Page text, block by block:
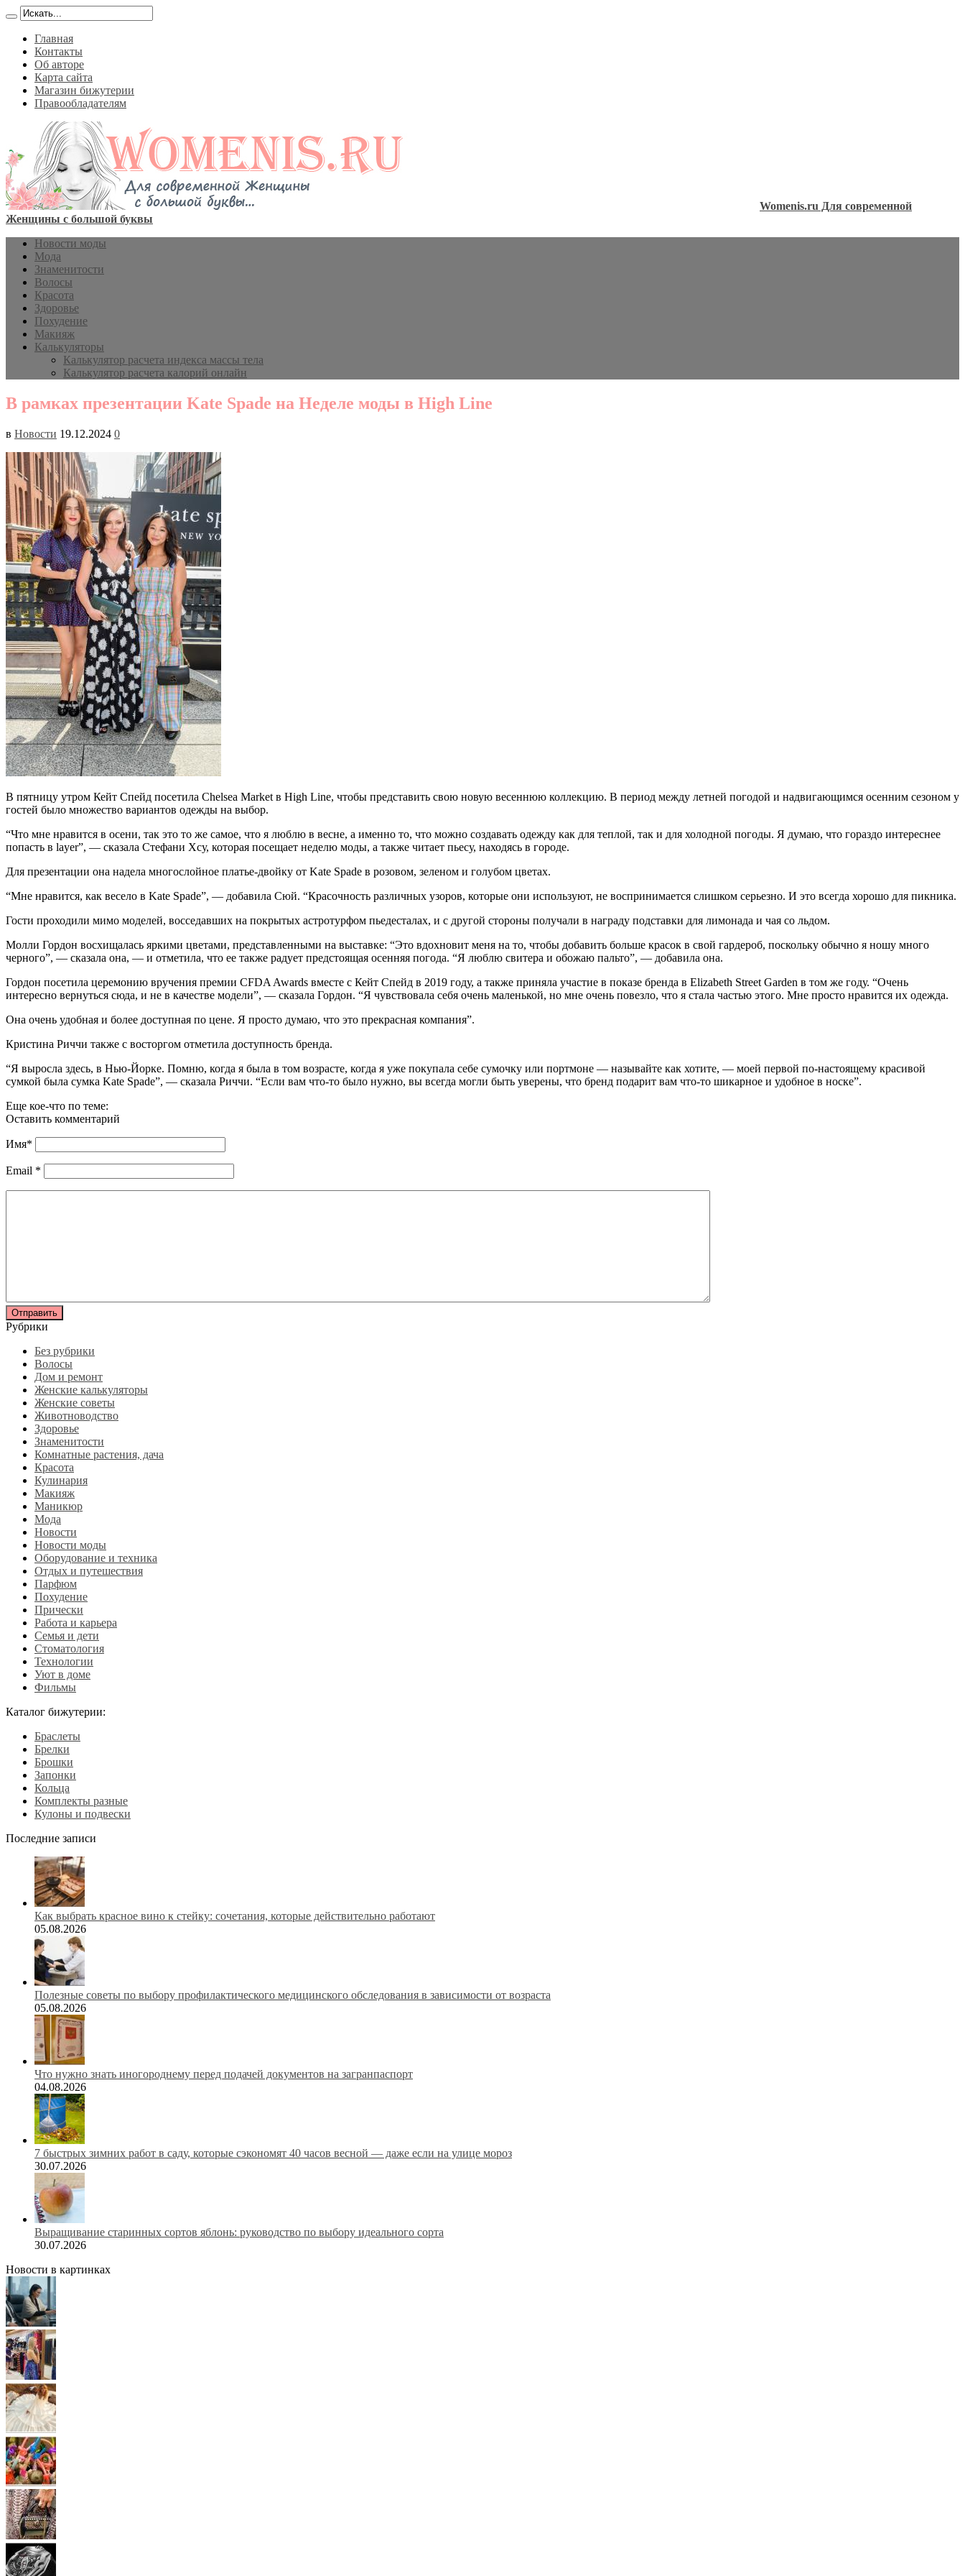
Главная
Контакты
Об авторе
Карта сайта
Магазин бижутерии
Правообладателям
Womenis.ru Для современной
Женщины с большой буквы
Новости моды
Мода
Знаменитости
Волосы
Красота
Здоровье
Похудение
Макияж
Калькуляторы
Калькулятор расчета индекса массы тела
Калькулятор расчета калорий онлайн
В рамках презентации Kate Spade на Неделе моды в High Line
в Новости 19.12.2024 0
В пятницу утром Кейт Спейд посетила Chelsea Market в High Line, чтобы представить свою новую весеннюю коллекцию. В период между летней погодой и надвигающимся осенним сезоном у
гостей было множество вариантов одежды на выбор.
“Что мне нравится в осени, так это то же самое, что я люблю в весне, а именно то, что можно создавать одежду как для теплой, так и для холодной погоды. Я думаю, что гораздо интереснее
попасть в layer”, — сказала Стефани Хсу, которая посещает неделю моды, а также читает пьесу, находясь в городе.
Для презентации она надела многослойное платье-двойку от Kate Spade в розовом, зеленом и голубом цветах.
“Мне нравится, как весело в Kate Spade”, — добавила Сюй. “Красочность различных узоров, которые они используют, не воспринимается слишком серьезно. И это всегда хорошо для пикника.
Гости проходили мимо моделей, восседавших на покрытых астротурфом пьедесталах, и с другой стороны получали в награду подставки для лимонада и чая со льдом.
Молли Гордон восхищалась яркими цветами, представленными на выставке: “Это вдохновит меня на то, чтобы добавить больше красок в свой гардероб, поскольку обычно я ношу много
черного”, — сказала она, — и отметила, что ее также радует предстоящая осенняя погода. “Я люблю свитера и обожаю пальто”, — добавила она.
Гордон посетила церемонию вручения премии CFDA Awards вместе с Кейт Спейд в 2019 году, а также приняла участие в показе бренда в Elizabeth Street Garden в том же году. “Очень
интересно вернуться сюда, и не в качестве модели”, — сказала Гордон. “Я чувствовала себя очень маленькой, но мне очень повезло, что я стала частью этого. Мне просто нравится их одежда.
Она очень удобная и более доступная по цене. Я просто думаю, что это прекрасная компания”.
Кристина Риччи также с восторгом отметила доступность бренда.
“Я выросла здесь, в Нью-Йорке. Помню, когда я была в том возрасте, когда я уже покупала себе сумочку или портмоне — называйте как хотите, — моей первой по-настоящему красивой
сумкой была сумка Kate Spade”, — сказала Риччи. “Если вам что-то было нужно, вы всегда могли быть уверены, что бренд подарит вам что-то шикарное и удобное в носке”.
Еще кое-что по теме:
Оставить комментарий
Имя*
Email *
Рубрики
Без рубрики
Волосы
Дом и ремонт
Женские калькуляторы
Женские советы
Животноводство
Здоровье
Знаменитости
Комнатные растения, дача
Красота
Кулинария
Макияж
Маникюр
Мода
Новости
Новости моды
Оборудование и техника
Отдых и путешествия
Парфюм
Похудение
Прически
Работа и карьера
Семья и дети
Стоматология
Технологии
Уют в доме
Фильмы
Каталог бижутерии:
Браслеты
Брелки
Брошки
Запонки
Кольца
Комплекты разные
Кулоны и подвески
Последние записи
Как выбрать красное вино к стейку: сочетания, которые действительно работают
05.08.2026
Полезные советы по выбору профилактического медицинского обследования в зависимости от возраста
05.08.2026
Что нужно знать иногороднему перед подачей документов на загранпаспорт
04.08.2026
7 быстрых зимних работ в саду, которые сэкономят 40 часов весной — даже если на улице мороз
30.07.2026
Выращивание старинных сортов яблонь: руководство по выбору идеального сорта
30.07.2026
Новости в картинках